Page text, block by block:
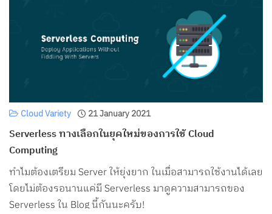
21 January 2021
Cloud Variety
Serverless ทางเลือกในยุคใหม่ของการใช้ Cloud
Computing
ทำไมต้องเตรียม Server ให้ยุ่งยาก ในเมื่อสามารถใช้งานได้เลย
โดยไม่ต้องรอนานแค่มี Serverless มาดูความสามารถของ
Serverless ใน Blog นี้กันนะครับ!